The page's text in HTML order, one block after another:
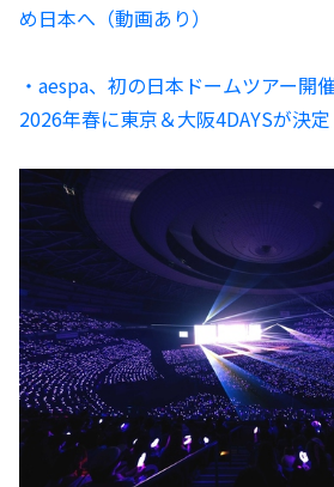
め日本へ（動画あり）
・aespa、初の日本ドームツアー開
2026年春に東京＆大阪4DAYSが決定